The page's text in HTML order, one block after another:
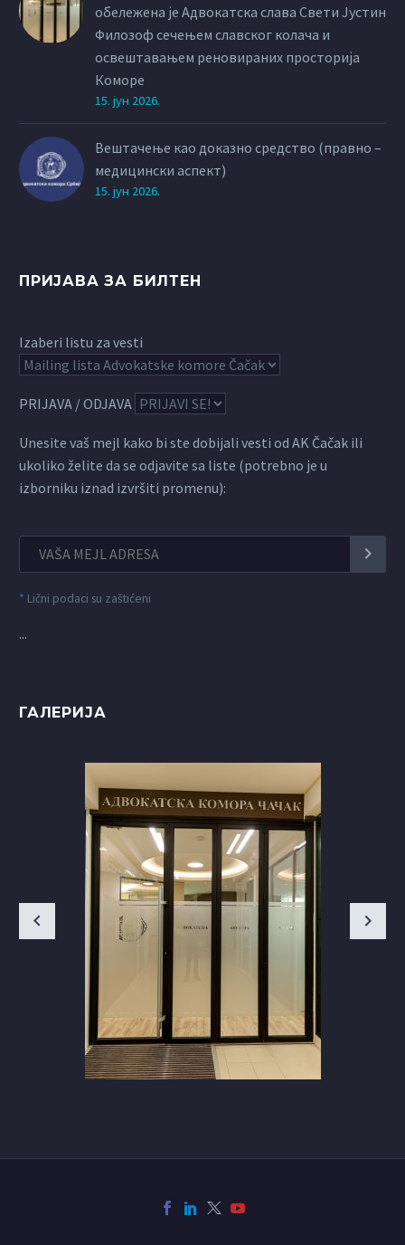
обележена је Адвокатска слава Свети Јустин
Филозоф сечењем славског колача и
освештавањем реновираних просторија
Коморе
15. јун 2026.
Вештачење као доказно средство (правно –
медицински аспект)
15. јун 2026.
ПРИЈАВА ЗА БИЛТЕН
Izaberi listu za vesti
PRIJAVA / ODJAVA
Unesite vaš mejl kako bi ste dobijali vesti od AK Čačak ili
ukoliko želite da se odjavite sa liste (potrebno je u
izborniku iznad izvršiti promenu):
* Lični podaci su zaštićeni
...
ГАЛЕРИЈА